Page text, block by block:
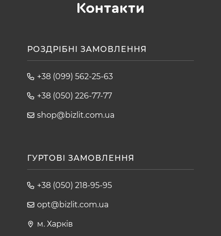
Контакти
РОЗДРІБНІ ЗАМОВЛЕННЯ
+38 (099) 562-25-63
+38 (050) 226-77-77
shop@bizlit.com.ua
ГУРТОВІ ЗАМОВЛЕННЯ
+38 (050) 218-95-95
opt@bizlit.com.ua
м. Харків